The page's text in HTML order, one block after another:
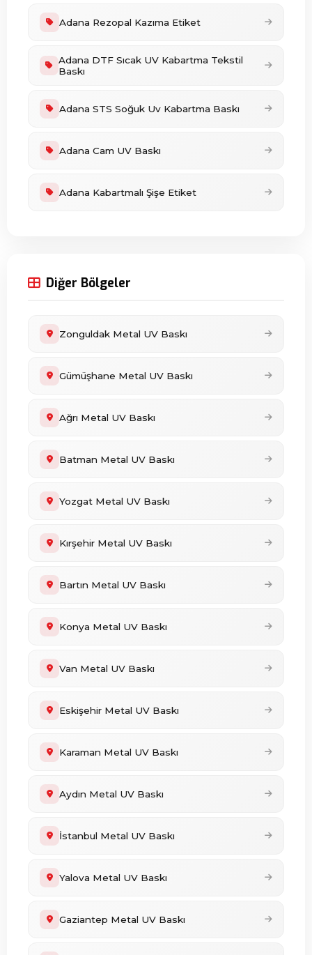
Adana Rezopal Kazıma Etiket
Adana DTF Sıcak UV Kabartma Tekstil
Baskı
Adana STS Soğuk Uv Kabartma Baskı
Adana Cam UV Baskı
Adana Kabartmalı Şişe Etiket
Diğer Bölgeler
Zonguldak Metal UV Baskı
Gümüşhane Metal UV Baskı
Ağrı Metal UV Baskı
Batman Metal UV Baskı
Yozgat Metal UV Baskı
Kırşehir Metal UV Baskı
Bartın Metal UV Baskı
Konya Metal UV Baskı
Van Metal UV Baskı
Eskişehir Metal UV Baskı
Karaman Metal UV Baskı
Aydın Metal UV Baskı
İstanbul Metal UV Baskı
Yalova Metal UV Baskı
Gaziantep Metal UV Baskı